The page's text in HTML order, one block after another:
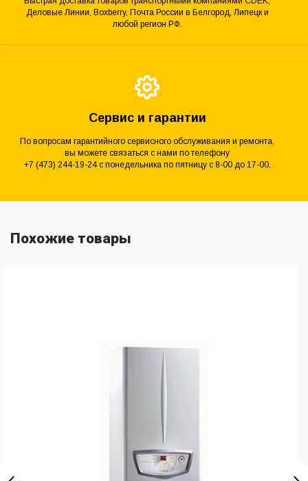
Деловые Линии, Boxberry, Почта России в Белгород, Липецк и
любой регион РФ.
Сервис и гарантии
По вопросам гарантийного сервисного обслуживания и ремонта,
вы можете связаться с нами по телефону
+7 (473) 244-19-24 с понедельника по пятницу с 8-00 до 17-00.
Похожие товары